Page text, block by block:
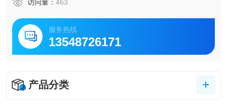
访问量： 463
服务热线
13548726171
产品分类